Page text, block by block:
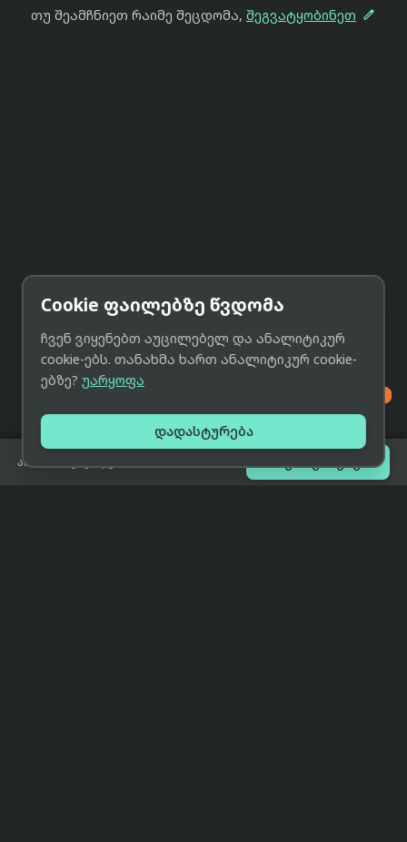
თუ შეამჩნიეთ რაიმე შეცდომა, შეგვატყობინეთ 
არ არის გაყიდვაში შეთავაზებები

Cookie ფაილებზე წვდომა
ჩვენ ვიყენებთ აუცილებელ და ანალიტიკურ
cookie-ებს. თანახმა ხართ ანალიტიკურ cookie-
ებზე? უარყოფა
დადასტურება